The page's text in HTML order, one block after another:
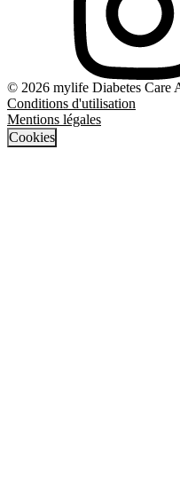
© 2026 mylife Diabetes Care
Conditions d'utilisation
Mentions légales
Cookies